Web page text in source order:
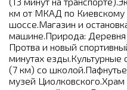
км от МКАД по
шоссе.Магазин и
машине.Природа: Деревня
Протва и новый
минутах
(7 км) со
музей